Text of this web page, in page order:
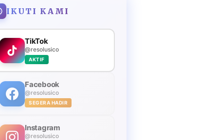
IKUTI KAMI
TikTok
@resolusico
AKTIF
Facebook
@resolusico
SEGERA HADIR
Instagram
@resolusico